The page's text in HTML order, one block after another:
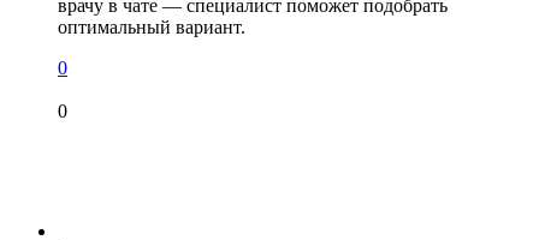
врачу в чате — специалист поможет подобрать
оптимальный вариант.
0
0